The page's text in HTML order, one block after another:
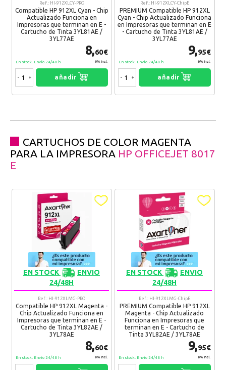
Ref.: HI-912XLCY-PRO
Compatible HP 912XL Cyan - Chip
Actualizado Funciona en
Impresoras que terminan en E -
Cartucho de Tinta 3YL81AE /
3YL77AE
8,60€
IVA Incl.
En stock. Envío 24/48 h
- + añadir
Ref.: HI-912XLCY-ChipE
PREMIUM Compatible HP 912XL
Cyan - Chip Actualizado Funciona
en Impresoras que terminan en E
- Cartucho de Tinta 3YL81AE /
3YL77AE
9,95€
IVA Incl.
En stock. Envío 24/48 h
- + añadir
CARTUCHOS DE COLOR MAGENTA
PARA LA IMPRESORA HP OFFICEJET 8017
E
EN STOCK
ENVIO
24/48H
Ref.: HI-912XLMG-PRO
Compatible HP 912XL Magenta -
Chip Actualizado Funciona en
Impresoras que terminan en E -
Cartucho de Tinta 3YL82AE /
3YL78AE
8,60€
IVA Incl.
En stock. Envío 24/48 h
EN STOCK
ENVIO
24/48H
Ref.: HI-912XLMG-ChipE
PREMIUM Compatible HP 912XL
Magenta - Chip Actualizado
Funciona en Impresoras que
terminan en E - Cartucho de
Tinta 3YL82AE / 3YL78AE
9,95€
IVA Incl.
En stock. Envío 24/48 h